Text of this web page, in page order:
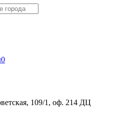
0
109/1, оф. 214 ДЦ